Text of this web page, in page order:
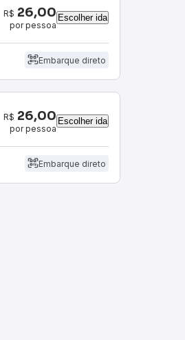
R$ 26,00
por pessoa
Escolher ida
Embarque direto
R$ 26,00
por pessoa
Escolher ida
Embarque direto